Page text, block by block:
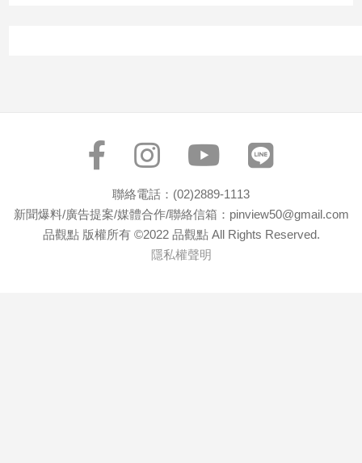
音
聯絡電話：(02)2889-1113
新聞爆料/廣告提案/媒體合作/聯絡信箱：pinview50@gmail.com
品觀點 版權所有 ©2022 品觀點 All Rights Reserved.
隱私權聲明